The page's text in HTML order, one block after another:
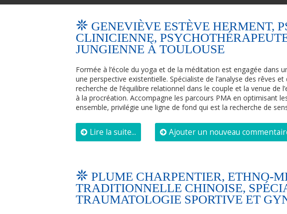
GENEVIÈVE ESTÈVE HERMENT,
CLINICIENNE,
JUNGIENNE À TOULOUSE
Formée à l’école du yoga et de la méditation est engagée dans
une perspective existentielle. Spécialiste de l’analyse des rêves
recherche de l’équilibre relationnel dans le couple et la venue de
à la procréation. Accompagne les parcours PMA en optimisant
ensemble, privilégie une ligne de fond qui est la recherche de
Lire la suite... Ajouter un nouveau
PLUME CHARPENTIER, ETHNO-
TRADITIONNELLE CHINOISE,
TRAUMATOLOGIE SPORTIVE ET